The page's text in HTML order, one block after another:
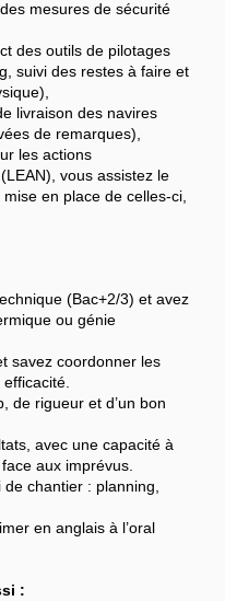
mesures de sécurité
des outils de pilotages
suivi des restes à faire et
livraison des navires
de remarques),
les actions
vous assistez le
en place de celles-ci,
(Bac+2/3) et avez
ou génie
savez coordonner les
de rigueur et d’un bon
avec une capacité à
aux imprévus.
chantier : planning,
en anglais à l’oral
: